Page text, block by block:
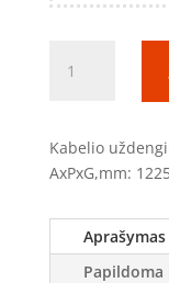
kiekis:
lovys
KUL-
(1225x140x120)
Kabelio
AxPxG,mm:
Aprašymas